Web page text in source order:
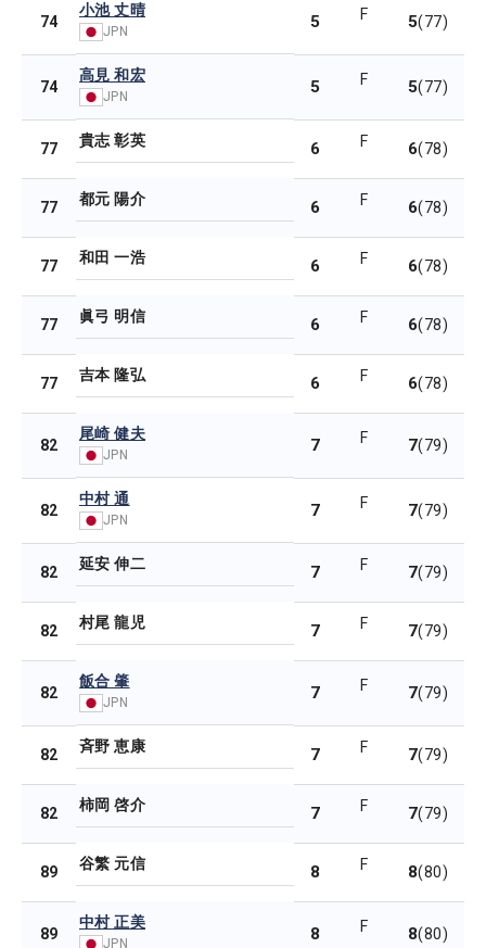
74
小池 丈晴
JPN 5 F 5(77)
74
高見 和宏
JPN 5 F 5(77)
77 貴志 彰英 6 F 6(78)
77 都元 陽介 6 F 6(78)
77 和田 一浩 6 F 6(78)
77 眞弓 明信 6 F 6(78)
77 吉本 隆弘 6 F 6(78)
82
尾崎 健夫
JPN 7 F 7(79)
82
中村 通
JPN 7 F 7(79)
82 延安 伸二 7 F 7(79)
82 村尾 龍児 7 F 7(79)
82
飯合 肇
JPN 7 F 7(79)
82 斉野 恵康 7 F 7(79)
82 柿岡 啓介 7 F 7(79)
89 谷繁 元信 8 F 8(80)
89
中村 正美
JPN 8 F 8(80)